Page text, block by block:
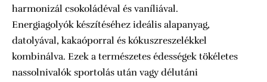
harmonizál csokoládéval és vaníliával.
Energiagolyók készítéséhez ideális alapanyag,
datolyával, kakaóporral és kókuszreszelékkel
kombinálva. Ezek a természetes édességek tökéletes
nassolnivalók sportolás után vagy délutáni